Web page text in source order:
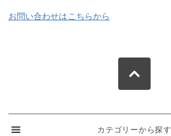
お問い合わせはこちらから
カテゴリーから探す